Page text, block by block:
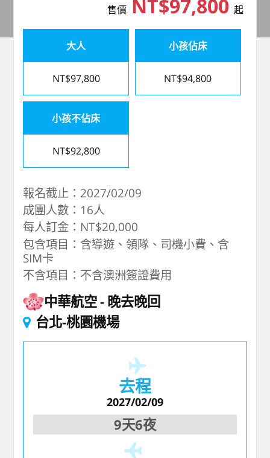
售價NT$97,800 起
大人
NT$97,800
小孩佔床
NT$94,800
小孩不佔床
NT$92,800
報名截止：2027/02/09
成團人數：16人
每人訂金：NT$20,000
包含項目：含導遊、領隊、司機小費、含
SIM卡
不含項目：不含澳洲簽證費用
中華航空 晚去晚回
台北-桃園機場
去程
2027/02/09
9天6夜